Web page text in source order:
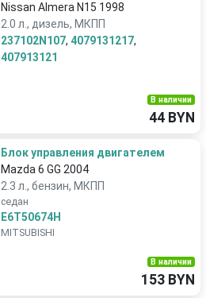
Nissan Almera N15 1998
2.0 л., дизель, МКПП
237102N107, 4079131217,
407913121
В наличии
44 BYN
Блок управления двигателем
Mazda 6 GG 2004
2.3 л., бензин, МКПП
седан
E6T50674H
MITSUBISHI
В наличии
153 BYN